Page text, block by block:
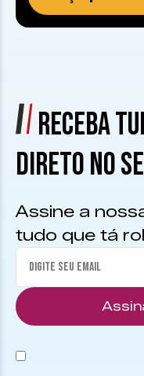
RECEBA
DIRETO NO
Assine a
tudo que tá